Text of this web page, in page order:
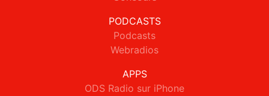
PODCASTS
Podcasts
Webradios
APPS
ODS Radio sur iPhone